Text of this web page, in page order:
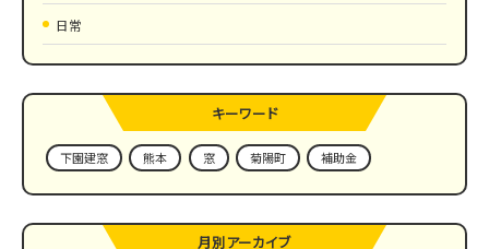
日常
キーワード
下園建窓 熊本 窓 菊陽町 補助金
月別アーカイブ